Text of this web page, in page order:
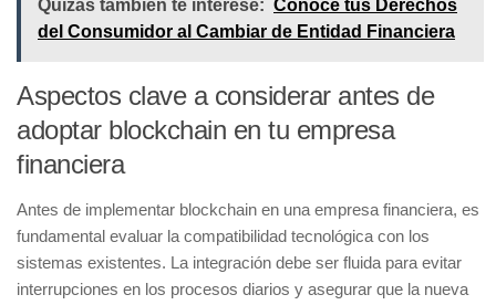
Quizás también te interese: Conoce tus Derechos
del Consumidor al Cambiar de Entidad Financiera
Aspectos clave a considerar antes de
adoptar blockchain en tu empresa
financiera
Antes de implementar blockchain en una empresa financiera, es
fundamental evaluar la compatibilidad tecnológica con los
sistemas existentes. La integración debe ser fluida para evitar
interrupciones en los procesos diarios y asegurar que la nueva